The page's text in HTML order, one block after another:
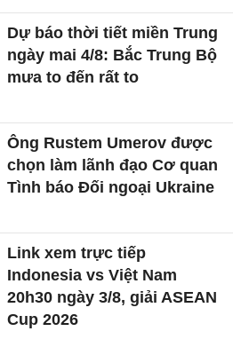
Dự báo thời tiết miền Trung
ngày mai 4/8: Bắc Trung Bộ
mưa to đến rất to
Ông Rustem Umerov được
chọn làm lãnh đạo Cơ quan
Tình báo Đối ngoại Ukraine
Link xem trực tiếp
Indonesia vs Việt Nam
20h30 ngày 3/8, giải ASEAN
Cup 2026